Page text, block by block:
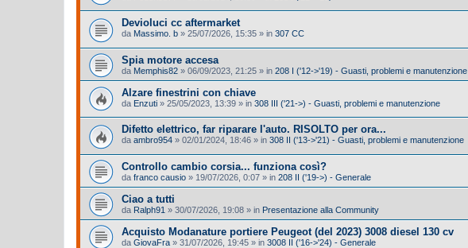
Devioluci cc aftermarket
da Massimo. b » 25/07/2026, 15:35 » in 307 CC
Spia motore accesa
da Memphis82 » 06/09/2023, 21:25 » in 208 I ('12->'19) - Guasti, problemi e manutenzione
Alzare finestrini con chiave
da Enzuti » 25/05/2023, 13:39 » in 308 III ('21->) - Guasti, problemi e manutenzione
Difetto elettrico, far riparare l'auto. RISOLTO per ora...
da ambro954 » 02/01/2024, 18:46 » in 308 II ('13->'21) - Guasti, problemi e manutenzione
Controllo cambio corsia... funziona così?
da franco causio » 19/07/2026, 0:07 » in 208 II ('19->) - Generale
Ciao a tutti
da Ralph91 » 30/07/2026, 19:08 » in Presentazione alla Community
Acquisto Modanature portiere Peugeot (del 2023) 3008 diesel 130 cv
da GiovaFra » 31/07/2026, 19:45 » in 3008 II ('16->'24) - Generale